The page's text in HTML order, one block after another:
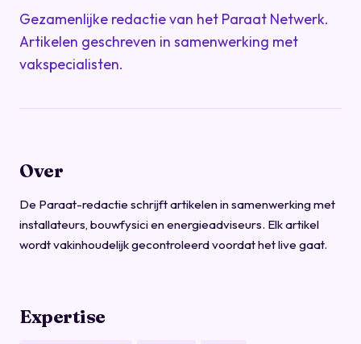
Gezamenlijke redactie van het Paraat Netwerk.
Artikelen geschreven in samenwerking met
vakspecialisten.
Over
De Paraat-redactie schrijft artikelen in samenwerking met
installateurs, bouwfysici en energieadviseurs. Elk artikel
wordt vakinhoudelijk gecontroleerd voordat het live gaat.
Expertise